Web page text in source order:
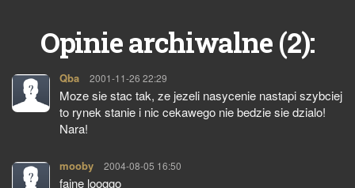
Opinie archiwalne (2):
Qba pisze:
2001-11-26 22:29
Moze sie stac tak, ze jezeli nasycenie nastapi szybciej
to rynek stanie i nic cekawego nie bedzie sie dzialo!
Nara!
mooby pisze:
2004-08-05 16:50
fajne looggo